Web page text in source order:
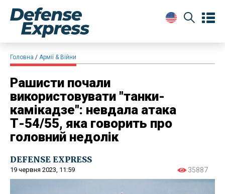
Головна Армії & Війни
Рашисти почали
використовувати "танки-
камікадзе": невдала атака
Т-54/55, яка говорить про
головний недолік
DEFENSE EXPRESS
19 червня 2023, 11:59 35887